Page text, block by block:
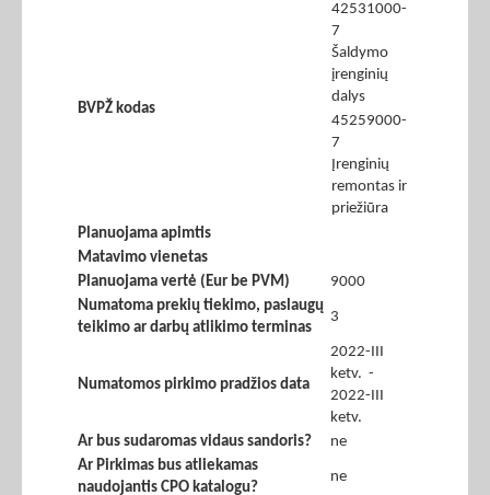
BVPŽ kodas
42531000-
7
Šaldymo
įrenginių
dalys
45259000-
7
Įrenginių
remontas ir
priežiūra
Planuojama apimtis
Matavimo vienetas
Planuojama vertė (Eur be PVM)
9000
Numatoma prekių tiekimo, paslaugų
teikimo ar darbų atlikimo terminas
3
Numatomos pirkimo pradžios data
2022-III
ketv. -
2022-III
ketv.
Ar bus sudaromas vidaus sandoris?
ne
Ar Pirkimas bus atliekamas
naudojantis CPO katalogu?
ne